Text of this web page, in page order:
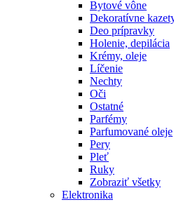
Bytové vône
Dekoratívne
Deo prípravky
Holenie, depilácia
Krémy, oleje
Líčenie
Nechty
Oči
Ostatné
Parfémy
Parfumované oleje
Pery
Pleť
Ruky
Zobraziť všetky
Elektronika